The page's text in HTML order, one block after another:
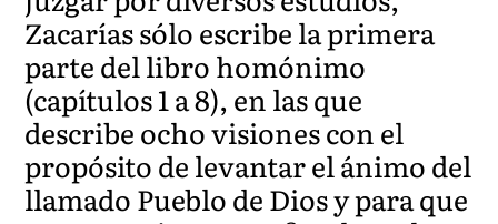
Zacarías sólo escribe la primera
parte del libro homónimo
(capítulos 1 a 8), en las que
describe ocho visiones con el
propósito de levantar el ánimo del
llamado Pueblo de Dios y para que